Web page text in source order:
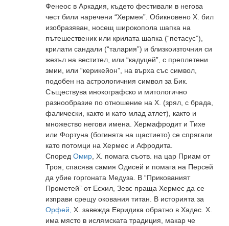
Фенеос в Аркадия, където фестивали в негова
чест били наречени “Хермея”. Обикновено Х. бил
изобразяван, носещ широкопола шапка на
пътешественик или крилата шапка (“петасус”),
крилати сандали (“талария”) и близкоизточния си
жезъл на вестител, или “кадуцей”, с преплетени
змии, или “керикейон”, на върха със символ,
подобен на астрологичния символ за Бик.
Съществува инокографско и митологично
разнообразие по отношение на Х. (зрял, с брада,
фалически, както и като млад атлет), както и
множество негови имена. Хермафродит и Тихе
или Фортуна (богинята на щастието) се спрягали
като потомци на Хермес и Афродита.
Според Омир , Х. помага съотв. на цар Приам от
Троя, спасява самия Одисей и помага на Персей
да убие горгоната Медуза. В “Прикованият
Прометей” от Есхил, Зевс праща Хермес да се
изправи срещу окования титан. В историята за
Орфей, Х. завежда Евридика обратно в Хадес. Х.
има място в ислямската традиция, макар че